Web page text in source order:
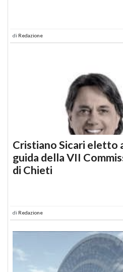
di Redazione
Cristiano Sicari eletto
guida della VII
di Chieti
di Redazione